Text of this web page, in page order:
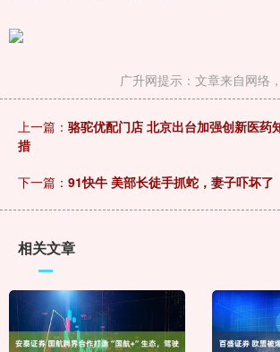
广升网提示：文章来自网络
上一篇： 骆驼优配门店 北京出台加强创新医药
措
下一篇： 91快牛 美部长徒手抓蛇，妻子吓坏了
相关文章